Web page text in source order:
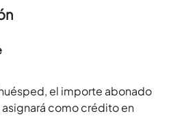
el importe abonado
como crédito en